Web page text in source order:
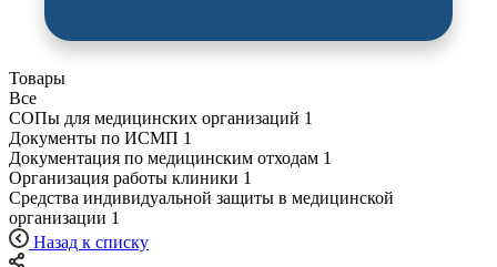
Товары
Все
СОПы для медицинских организаций 1
Документы по ИСМП 1
Документация по медицинским отходам 1
Организация работы клиники 1
Средства индивидуальной защиты в медицинской
организации 1
Назад к списку